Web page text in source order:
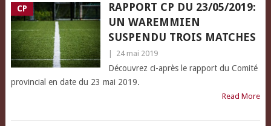
CP
RAPPORT CP DU 23/05/2019:
UN WAREMMIEN
SUSPENDU TROIS MATCHES
24 mai 2019
Découvrez ci-après le rapport du Comité
provincial en date du 23 mai 2019.
Read More